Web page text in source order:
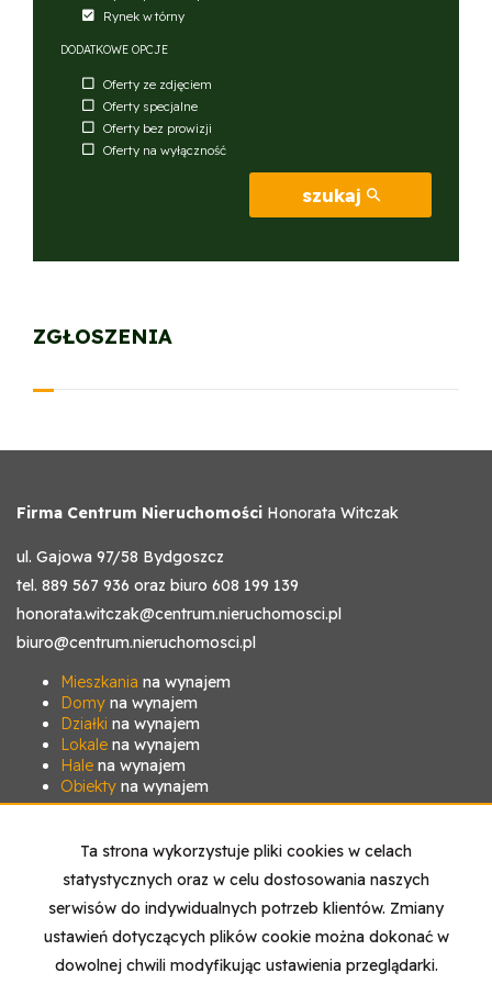
Rynek wtórny
DODATKOWE OPCJE
Oferty ze zdjęciem
Oferty specjalne
Oferty bez prowizji
Oferty na wyłączność
szukaj
ZGŁOSZENIA
Firma Centrum Nieruchomości Honorata Witczak
ul. Gajowa 97/58 Bydgoszcz
tel. 889 567 936 oraz biuro 608 199 139
honorata.witczak@centrum.nieruchomosci.pl
biuro@centrum.nieruchomosci.pl
Mieszkania na wynajem
Domy na wynajem
Działki na wynajem
Lokale na wynajem
Hale na wynajem
Obiekty na wynajem
Domyna sprzedaż
na sprzedaż
Lokalena sprzedaż
Halena sprzedaż
Obiekty
na sprzedaż
Strona główna notatnik Sprzedaj
Ta strona wykorzystuje pliki cookies w celach
statystycznych oraz w celu dostosowania naszych
serwisów do indywidualnych potrzeb klientów. Zmiany
ustawień dotyczących plików cookie można dokonać w
dowolnej chwili modyfikując ustawienia przeglądarki.